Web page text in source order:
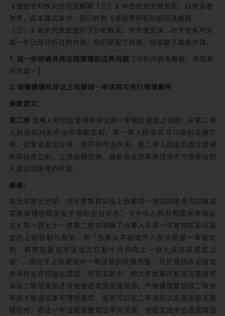
《侵犯专利权纠纷司法解释（三）》中的部分关键条款，以供读者
参考。在本篇文章中，我们针对《侵犯专利权纠纷司法解释
（三）》剩余的条款进行了分析解读。为方便阅读，对于在系列文
章一中已经分析过的内容，我们保留了标题，但省略了具体内容。
1. 进一步明确竞择法院管辖的边界问题 【分析内容本篇略，详见系
列文章一】
2. 明确管辖权异议上诉期间一审法院可先行审理案件
条款原文：
第二条当事人对驳回管辖权异议的一审裁定提起上诉的，在第二审
人民法院对此作出终审裁定前，第一审人民法院可以组织证据交
换、召集庭前会议等，但不得作出判决。第二审人民法院裁定管辖
权异议成立的，上述证据交换、庭前会议的笔录应当作为受移送的
人民法院审理的依据。
解读：
在此条款出台前，对于管辖权异议上诉期间一审法院是否可以推进
实质审理的规定处于相对空白状态。《中华人民共和国民事诉讼
法》第一百七十一条第二款仅明确了当事人不服一审管辖权异议裁
定的上诉权利与期间，即“当事人不服地方人民法院第一审裁定
的，有权在裁定书送达之日起十日内向上一级人民法院提起上
诉”，但对于上诉期间内一审法院的权限范围、可开展的诉讼活动
并未作出任何细化规定。而在实践中，绝大多数案件都是在管辖权
异议二审结束后才开始推进实质审理程序。严格遵循管辖权二审终
审后才推进实体审理的模式，虽然可以在二审法院认定原法院无管
辖权时，防止一审法院浪费司法审判资源，但在实践中也造成司法